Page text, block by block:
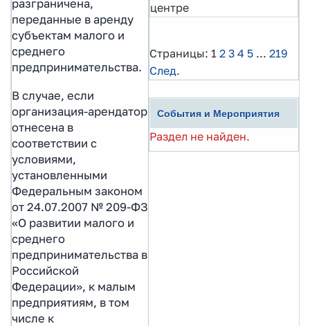
разграничена,
переданные в аренду
субъектам малого и
среднего
предпринимательства.
В случае, если
организация-арендатор
отнесена в
соответствии с
условиями,
установленными
Федеральным законом
от 24.07.2007 № 209-ФЗ
«О развитии малого и
среднего
предпринимательства в
Российской
Федерации», к малым
предприятиям, в том
числе к
центре
Страницы: 1 2 3 4 5 ... 219
След.
События и Мероприятия
Раздел не найден.